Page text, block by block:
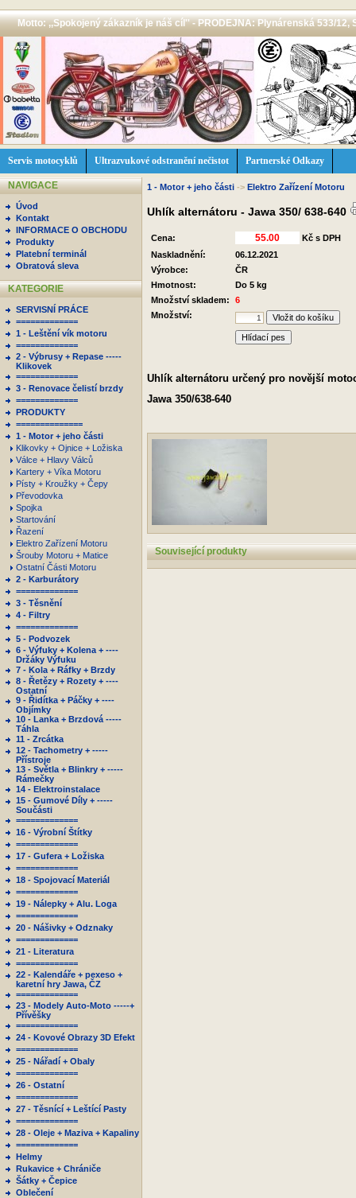
Motto: ,,Spokojený zákazník je náš cíl'' - PRODEJNA: Plynárenská 533/12,
Servis motocyklů Ultrazvukové odstranění nečistot Partnerské Odkazy
NAVIGACE
Úvod
Kontakt
INFORMACE O OBCHODU
Produkty
Platební terminál
Obratová sleva
KATEGORIE
SERVISNÍ PRÁCE
=============
1 - Leštění vík motoru
=============
2 - Výbrusy + Repase -----
Klikovek
=============
3 - Renovace čelistí brzdy
=============
PRODUKTY
==============
1 - Motor + jeho části
Klikovky + Ojnice + Ložiska
Válce + Hlavy Válců
Kartery + Víka Motoru
Písty + Kroužky + Čepy
Převodovka
Spojka
Startování
Řazení
Elektro Zařízení Motoru
Šrouby Motoru + Matice
Ostatní Části Motoru
2 - Karburátory
=============
3 - Těsnění
4 - Filtry
=============
5 - Podvozek
6 - Výfuky + Kolena + ----
Držáky Výfuku
7 - Kola + Ráfky + Brzdy
8 - Řetězy + Rozety + ----
Ostatní
9 - Řidítka + Páčky + ----
Objímky
10 - Lanka + Brzdová -----
Táhla
11 - Zrcátka
12 - Tachometry + -----
Přístroje
13 - Světla + Blinkry + -----
Rámečky
14 - Elektroinstalace
15 - Gumové Díly + -----
Součásti
=============
16 - Výrobní Štítky
=============
17 - Gufera + Ložiska
=============
18 - Spojovací Materiál
=============
19 - Nálepky + Alu. Loga
=============
20 - Nášivky + Odznaky
=============
21 - Literatura
=============
22 - Kalendáře + pexeso +
karetní hry Jawa, ČZ
=============
23 - Modely Auto-Moto -----+
Přívěšky
=============
24 - Kovové Obrazy 3D Efekt
=============
25 - Nářadí + Obaly
=============
26 - Ostatní
=============
27 - Těsnící + Leštící Pasty
=============
28 - Oleje + Maziva + Kapaliny
=============
Helmy
Rukavice + Chrániče
Šátky + Čepice
Oblečení
1 - Motor + jeho části -> Elektro Zařízení Motoru
Uhlík alternátoru - Jawa 350/ 638-640
Cena:
Kč s DPH
Naskladnění:
06.12.2021
Výrobce:
ČR
Hmotnost:
Do 5 kg
Množství skladem:
6
Množství:
Hlídací pes
Uhlík alternátoru určený pro novější
Jawa 350/638-640
Související produkty